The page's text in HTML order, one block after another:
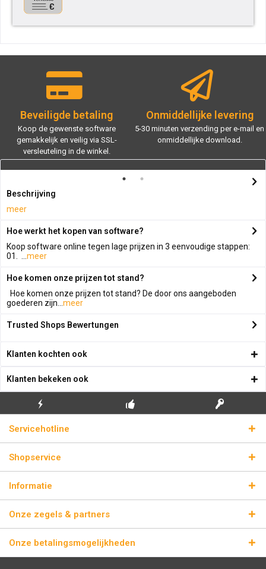
Beveiligde betaling
Koop de gewenste software
gemakkelijk en veilig via SSL-
versleuteling in de winkel.
Onmiddellijke levering
5-30 minuten verzending per e-mail en
onmiddellijke download.
Beschrijving
meer
Hoe werkt het kopen van software?
Koop software online tegen lage prijzen in 3 eenvoudige stappen:
01. ... meer
Hoe komen onze prijzen tot stand?
Hoe komen onze prijzen tot stand? De door ons aangeboden
goederen zijn... meer
Trusted Shops Bewertungen
Klanten kochten ook
Klanten bekeken ook
BLIKSEMVERZENDING
LICENTIESLEUTELS
Servicehotline
Shopservice
Informatie
Onze zegels & partners
Onze betalingsmogelijkheden